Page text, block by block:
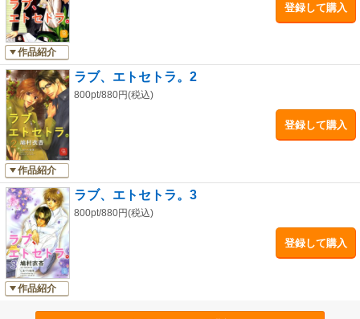
作品紹介
登録して購入
作品紹介
ラブ、エトセトラ。2
800pt/880円(税込)
登録して購入
作品紹介
ラブ、エトセトラ。3
800pt/880円(税込)
登録して購入